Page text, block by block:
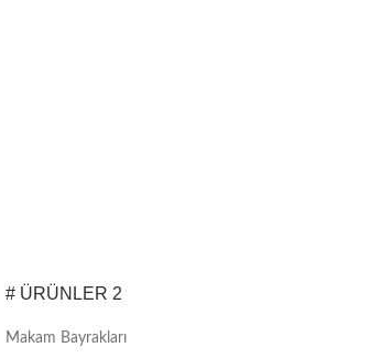
# ÜRÜNLER 2
Makam Bayrakları